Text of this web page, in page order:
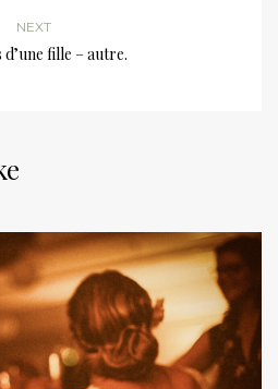
NEXT
fille – autre.